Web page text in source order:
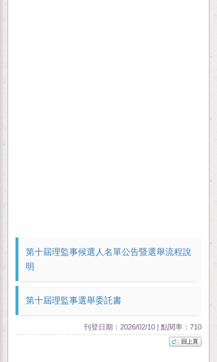
第十屆理監事候選人名單公告暨選舉流程說
明
第十屆理監事選舉委託書
刊登日期：2026/02/10 | 點閱率：710